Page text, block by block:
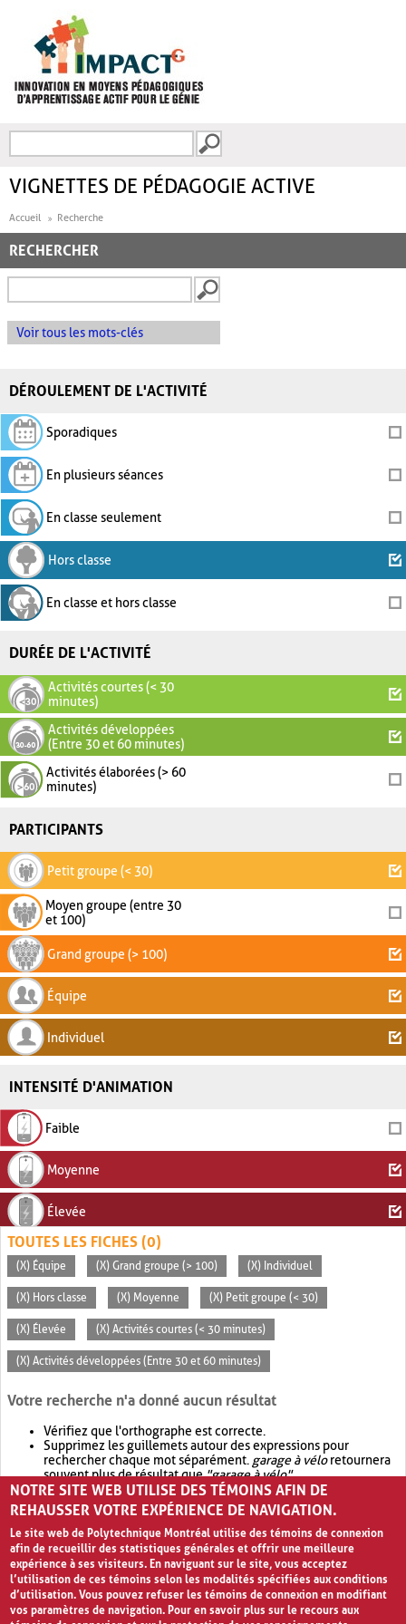
FORMULAIRE DE
VIGNETTES DE PÉDAGOGIE ACTIVE
Accueil Recherche
RECHERCHER
Voir tous les mots-clés
DÉROULEMENT DE L'ACTIVITÉ
Sporadiques
En plusieurs séances
En classe seulement
Hors classe
En classe et hors classe
DURÉE DE L'ACTIVITÉ
Activités courtes (< 30
minutes)
Activités développées
(Entre 30 et 60 minutes)
Activités élaborées (> 60
minutes)
PARTICIPANTS
Petit groupe (< 30)
Moyen groupe (entre 30
et 100)
Grand groupe (> 100)
Équipe
Individuel
INTENSITÉ D'ANIMATION
Faible
Moyenne
Élevée
TOUTES LES FICHES (0)
(X) Équipe (X) Grand groupe (> 100) (X) Individuel
(X) Hors classe (X) Moyenne (X) Petit groupe (< 30)
(X) Élevée (X) Activités courtes (< 30 minutes)
(X) Activités développées (Entre 30 et 60 minutes)
Votre recherche n'a donné aucun résultat
Vérifiez que l'orthographe est correcte.
Supprimez les guillemets autour des expressions pour
rechercher chaque mot séparément. garage à véloretournera
souvent plus de résultat que"garage à vélo".
Envisagez d'élargir votre recherche avec OR.garage OR vélo
retournera souvent plus de résultat quegarage à vélo
NOTRE SITE WEB UTILISE DES TÉMOINS AFIN DE
REHAUSSER VOTRE EXPÉRIENCE DE NAVIGATION.
Le site web de Polytechnique Montréal utilise des témoins de connexion
afin de recueillir des statistiques générales et offrir une meilleure
expérience à ses visiteurs. En naviguant sur le site, vous acceptez
l’utilisation de ces témoins selon les modalités spécifiées aux conditions
d’utilisation. Vous pouvez refuser les témoins de connexion en modifiant
vos paramètres de navigation. Pour en savoir plus sur le recours aux